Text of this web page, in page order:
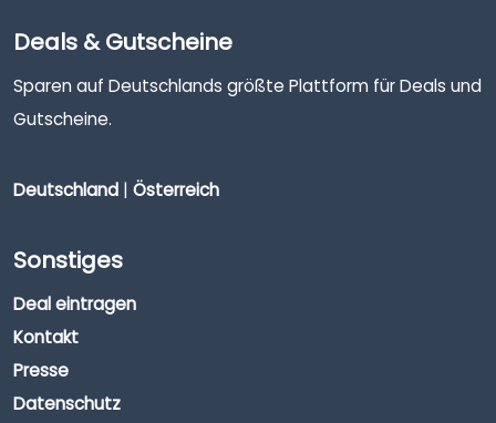
Deals & Gutscheine
Sparen auf Deutschlands größte Plattform für Deals und
Gutscheine.
Deutschland | Österreich
Sonstiges
Deal eintragen
Kontakt
Presse
Datenschutz